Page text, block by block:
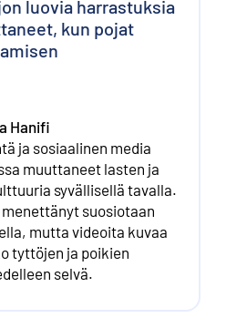
luovia harrastuksia
kun pojat
Hanifi
ja sosiaalinen media
muuttaneet lasten ja
syvällisellä tavalla.
suosiotaan
mutta videoita kuvaa
tyttöjen ja poikien
selvä.